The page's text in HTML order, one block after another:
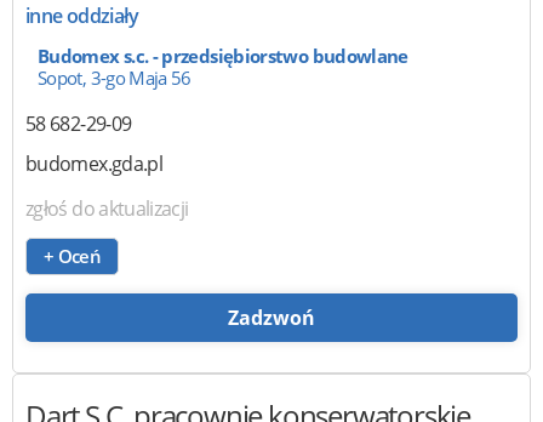
inne oddziały
Budomex s.c. - przedsiębiorstwo budowlane
Sopot, 3-go Maja 56
58 682-29-09
budomex.gda.pl
zgłoś do aktualizacji
+ Oceń
Zadzwoń